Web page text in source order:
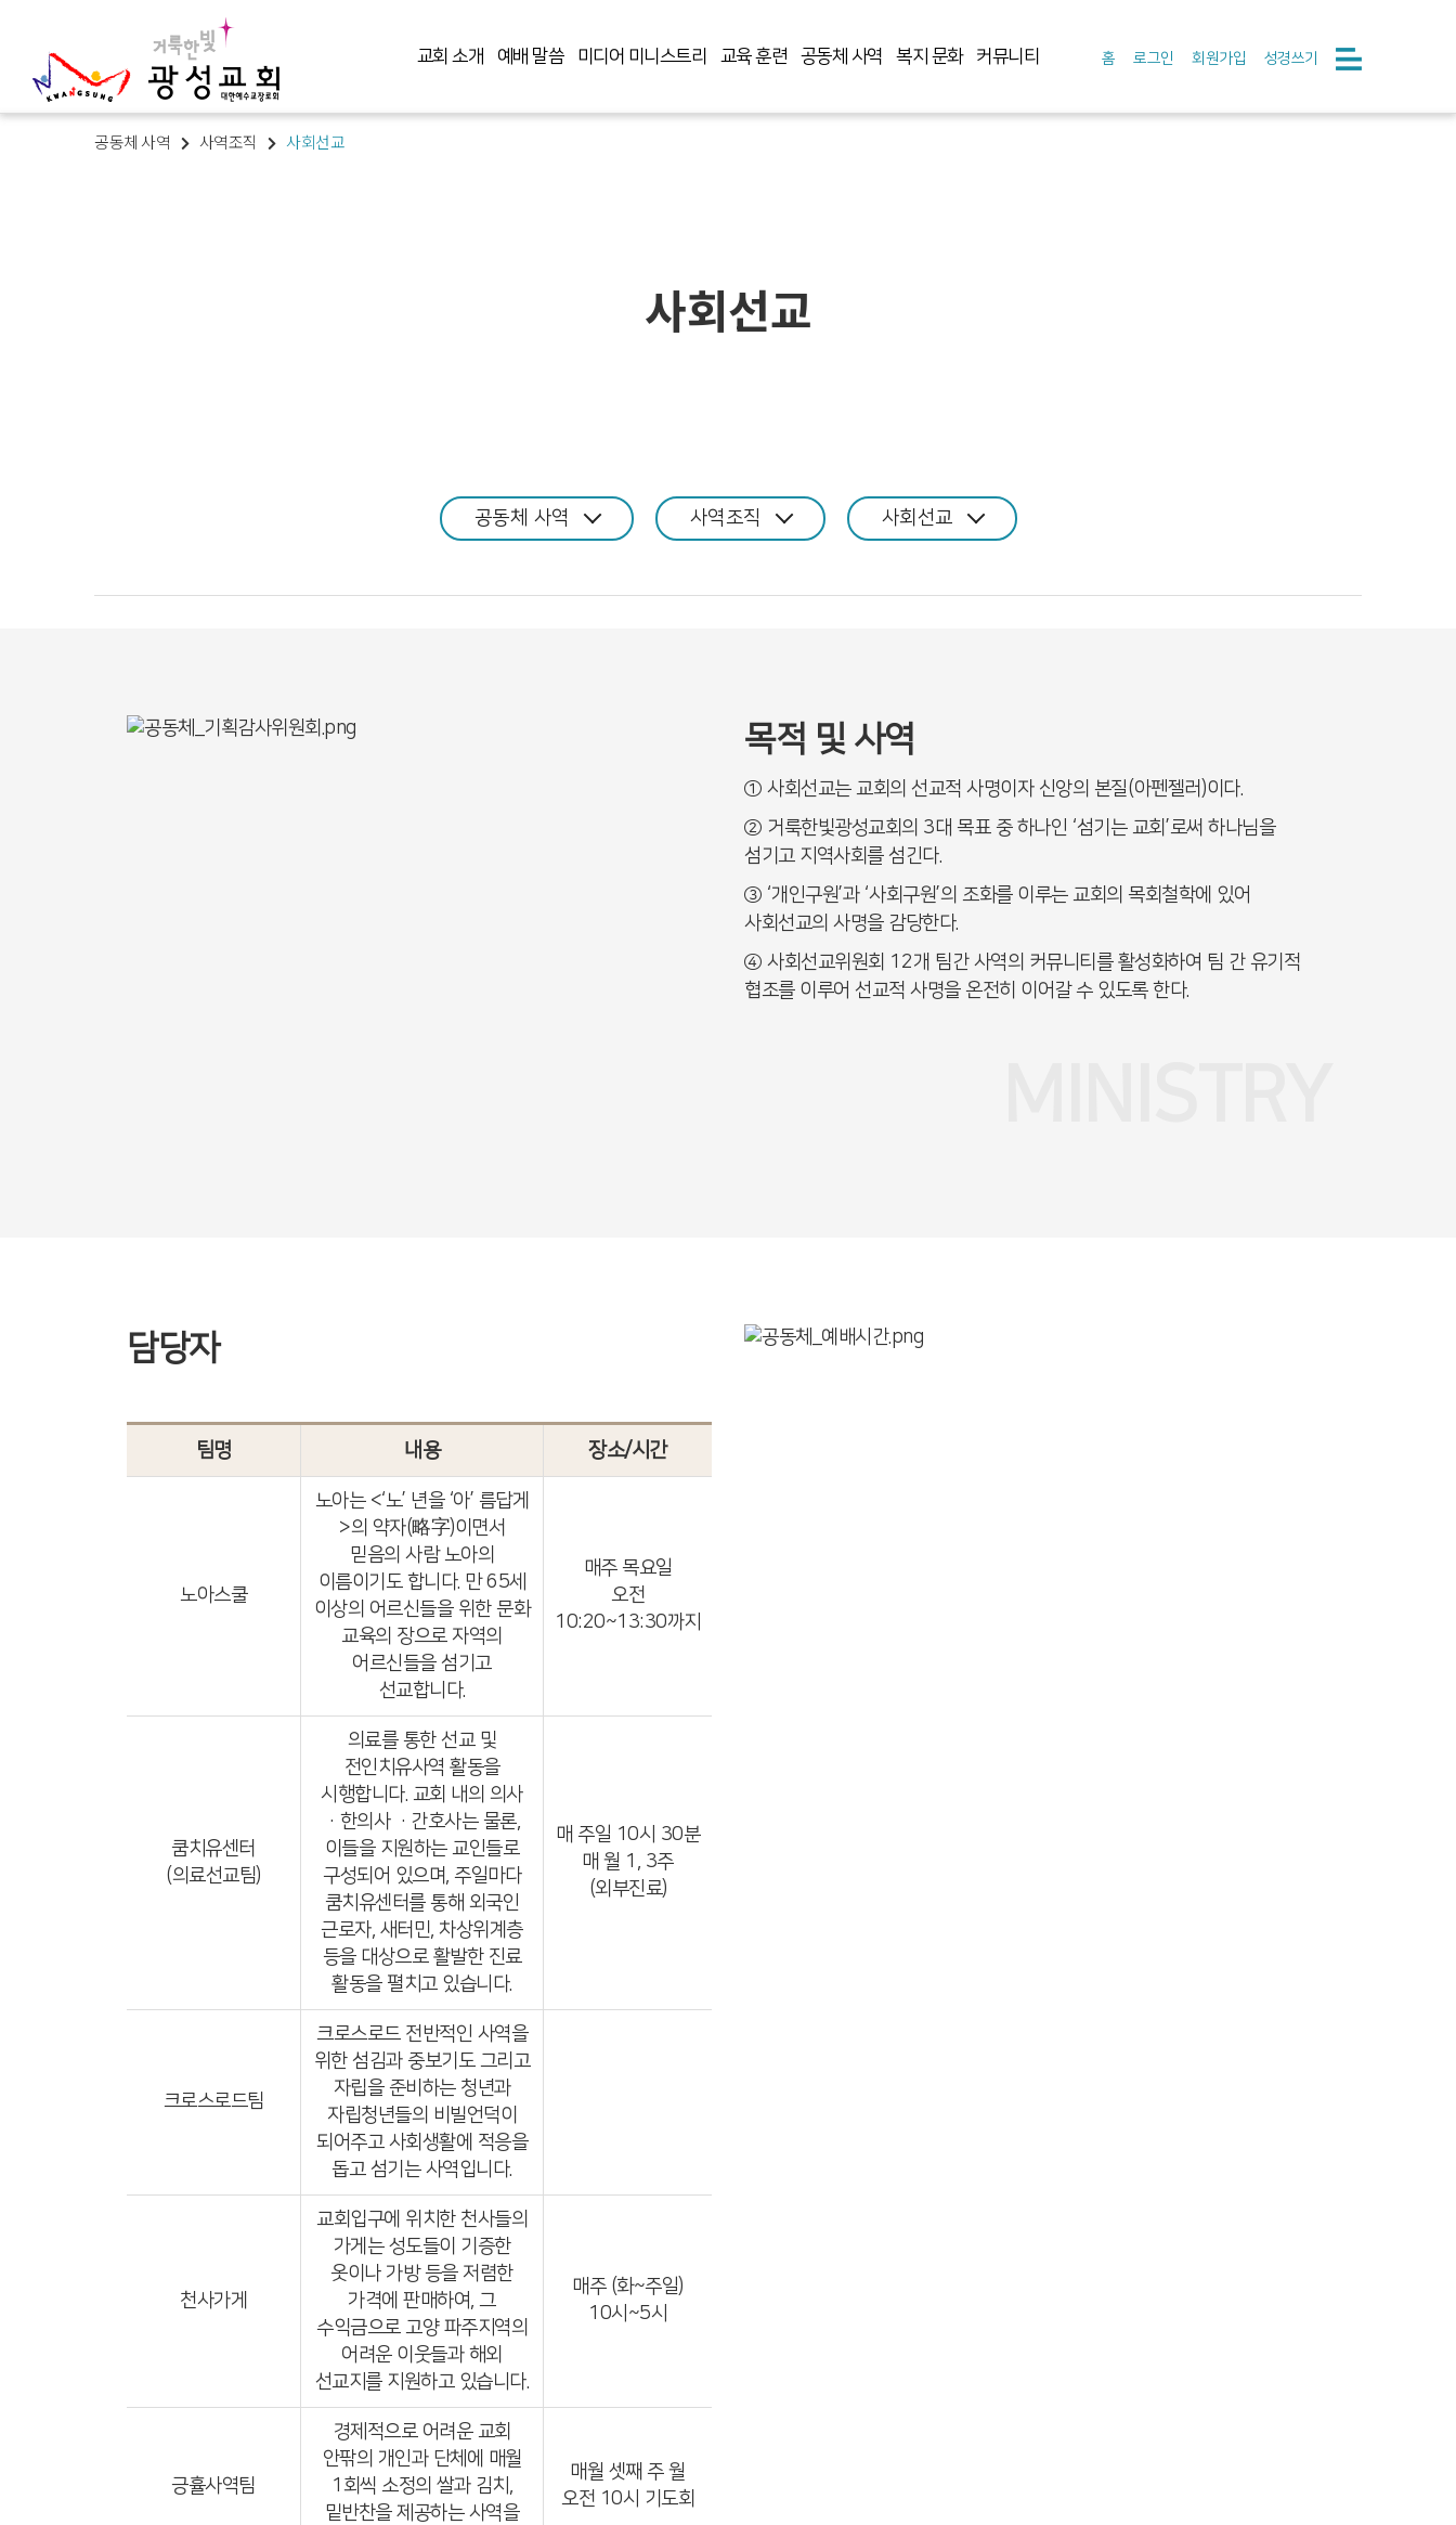
교회 소개 예배 말씀 미디어 미니스트리 교육 훈련 공동체 사역 복지 문화 커뮤니티 홈 로그인 회원가입 성경쓰기
공동체 사역 사역조직 사회선교
사회선교
공동체 사역 사역조직 사회선교
목적 및 사역
① 사회선교는 교회의 선교적 사명이자 신앙의 본질(아펜젤러 )이다.
② 거룩한빛광성교회의 3대 목표 중 하나인 ‘섬기는 교회 ’로써 하나님을
섬기고 지역사회를 섬긴다.
③ ‘개인구원’과 ‘사회구원’의 조화를 이루는 교회의 목회철학에 있어
사회선교의 사명을 감당한다.
④ 사회선교위원회 12개 팀간 사역의 커뮤니티를 활성화하여 팀 간 유기적
협조를 이루어 선교적 사명을 온전히 이어갈 수 있도록 한다.
담당자
팀명 내용 장소/시간
노아스쿨
노아는 <‘노’ 년을 ‘아’ 름답게
>의 약자(略字)이면서
믿음의 사람 노아의
이름이기도 합니다. 만 65세
이상의 어르신들을 위한 문화
교육의 장으로 자역의
어르신들을 섬기고
선교합니다.
매주 목요일
오전
10:20~13:30까지
쿰치유센터
(의료선교팀)
의료를 통한 선교 및
전인치유사역 활동을
시행합니다. 교회 내의 의사
·한의사 ·간호사는 물론,
이들을 지원하는 교인들로
구성되어 있으며, 주일마다
쿰치유센터를 통해 외국인
근로자, 새터민, 차상위계층
등을 대상으로 활발한 진료
활동을 펼치고 있습니다.
매 주일 10시 30분
매 월 1, 3주
(외부진료)
크로스로드팀
크로스로드 전반적인 사역을
위한 섬김과 중보기도 그리고
자립을 준비하는 청년과
자립청년들의 비빌언덕이
되어주고 사회생활에 적응을
돕고 섬기는 사역입니다.
천사가게
교회입구에 위치한 천사들의
가게는 성도들이 기증한
옷이나 가방 등을 저렴한
가격에 판매하여, 그
수익금으로 고양 파주지역의
어려운 이웃들과 해외
선교지를 지원하고 있습니다.
매주 (화~주일)
10시~5시
긍휼사역팀
경제적으로 어려운 교회
안팎의 개인과 단체에 매월
1회씩 소정의 쌀과 김치,
밑반찬을 제공하는 사역을
매월 셋째 주 월
오전 10시 기도회
커뮤니티